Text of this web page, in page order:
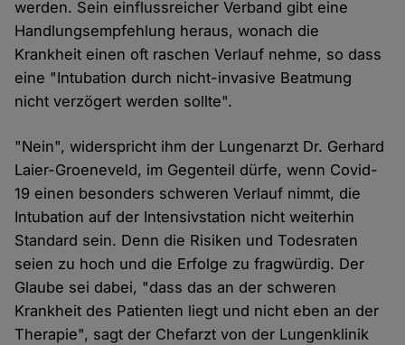
werden. Sein einflussreicher Verband gibt eine
Handlungsempfehlung heraus, wonach die
Krankheit einen oft raschen Verlauf nehme, so dass
eine "Intubation durch nicht-invasive Beatmung
nicht verzögert werden sollte".
"Nein", widerspricht ihm der Lungenarzt Dr. Gerhard
Laier-Groeneveld, im Gegenteil dürfe, wenn Covid-
19 einen besonders schweren Verlauf nimmt, die
Intubation auf der Intensivstation nicht weiterhin
Standard sein. Denn die Risiken und Todesraten
seien zu hoch und die Erfolge zu fragwürdig. Der
Glaube sei dabei, "dass das an der schweren
Krankheit des Patienten liegt und nicht eben an der
Therapie", sagt der Chefarzt von der Lungenklinik